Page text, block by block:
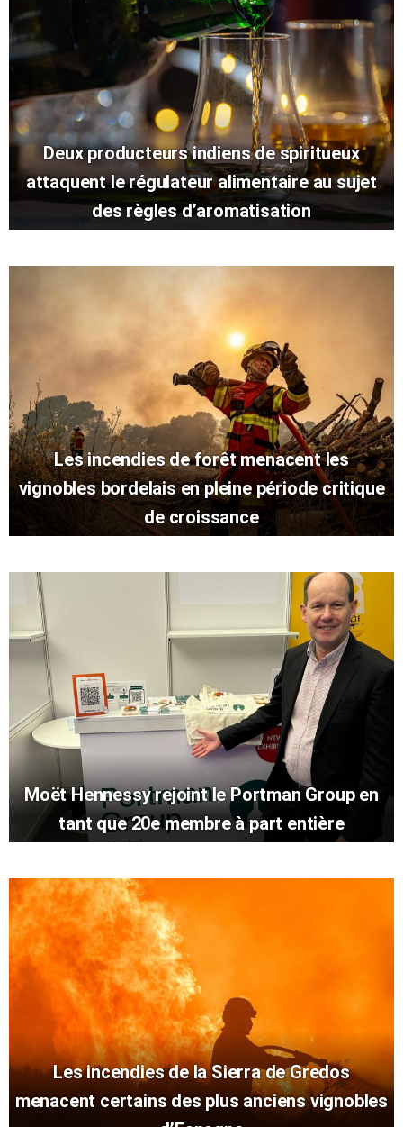
Deux producteurs indiens de spiritueux
attaquent le régulateur alimentaire au sujet
des règles d’aromatisation
Les incendies de forêt menacent les
vignobles bordelais en pleine période critique
de croissance
Moët Hennessy rejoint le Portman Group en
tant que 20e membre à part entière
Les incendies de la Sierra de Gredos
menacent certains des plus anciens vignobles